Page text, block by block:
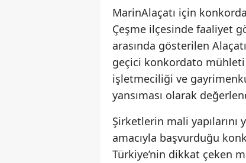
MarinAlaçatı için
Çeşme ilçesinde faaliyet
arasında gösterilen
geçici konkordato
işletmeciliği ve
yansıması olarak
Şirketlerin mali
amacıyla başvurduğu
Türkiye’nin dikkat çeken